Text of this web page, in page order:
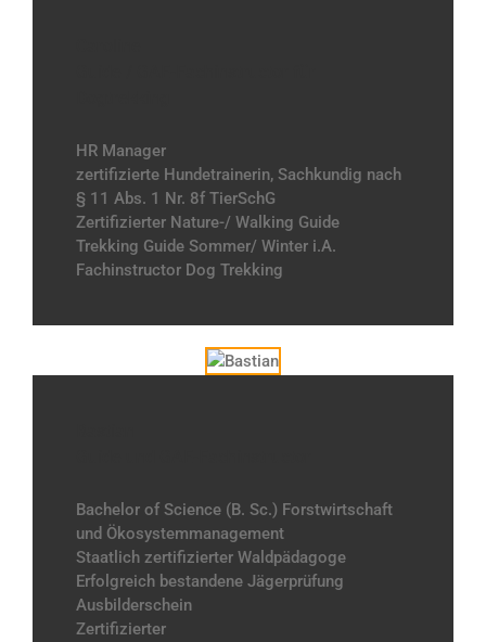
HR Manager
zertifizierte Hundetrainerin, Sachkundig nach
§ 11 Abs. 1 Nr. 8f TierSchG
Zertifizierter Nature-/ Walking Guide
Trekking Guide Sommer/ Winter i.A.
Fachinstructor Dog Trekking
Bachelor of Science (B. Sc.) Forstwirtschaft
und Ökosystemmanagement
Staatlich zertifizierter Waldpädagoge
Erfolgreich bestandene Jägerprüfung
Ausbilderschein
Zertifizierter